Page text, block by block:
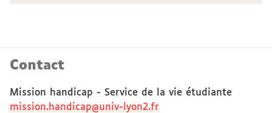
Contact
Mission handicap - Service de la vie étudiante
mission.handicap@univ-lyon2.fr